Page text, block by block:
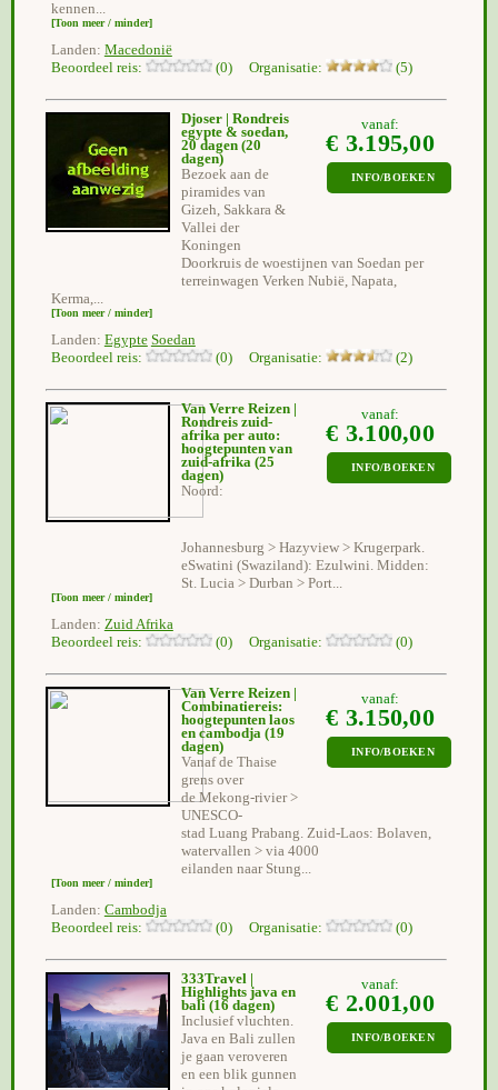
kennen...
[Toon meer / minder]
Landen: Macedonië
Beoordeel reis:
(0) Organisatie: (5)
vanaf:
€ 3.195,00
INFO/BOEKEN
Djoser | Rondreis
egypte & soedan,
20 dagen (20
dagen)
Bezoek aan de
piramides van
Gizeh, Sakkara &
Vallei der
Koningen
Doorkruis de woestijnen van Soedan per
terreinwagen Verken Nubië, Napata,
Kerma,...
[Toon meer / minder]
Landen: Egypte Soedan
Beoordeel reis:
(0) Organisatie: (2)
vanaf:
€ 3.100,00
INFO/BOEKEN
Van Verre Reizen |
Rondreis zuid-
afrika per auto:
hoogtepunten van
zuid-afrika (25
dagen)
Noord:
Johannesburg > Hazyview > Krugerpark.
eSwatini (Swaziland): Ezulwini. Midden:
St. Lucia > Durban > Port...
[Toon meer / minder]
Landen: Zuid Afrika
Beoordeel reis:
(0) Organisatie: (0)
vanaf:
€ 3.150,00
INFO/BOEKEN
Van Verre Reizen |
Combinatiereis:
hoogtepunten laos
en cambodja (19
dagen)
Vanaf de Thaise
grens over
de Mekong-rivier >
UNESCO-
stad Luang Prabang. Zuid-Laos: Bolaven,
watervallen > via 4000
eilanden naar Stung...
[Toon meer / minder]
Landen: Cambodja
Beoordeel reis:
(0) Organisatie: (0)
vanaf:
€ 2.001,00
INFO/BOEKEN
333Travel |
Highlights java en
bali (16 dagen)
Inclusief vluchten.
Java en Bali zullen
je gaan veroveren
en een blik gunnen